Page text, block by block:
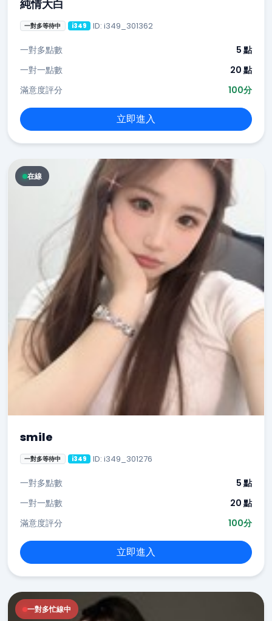
純情大白
一對多等待中 i349 ID: i349_301362
一對多點數
5 點
一對一點數
20 點
滿意度評分
100分
立即進入
在線
smile
一對多等待中 i349 ID: i349_301276
一對多點數
5 點
一對一點數
20 點
滿意度評分
100分
立即進入
一對多忙線中